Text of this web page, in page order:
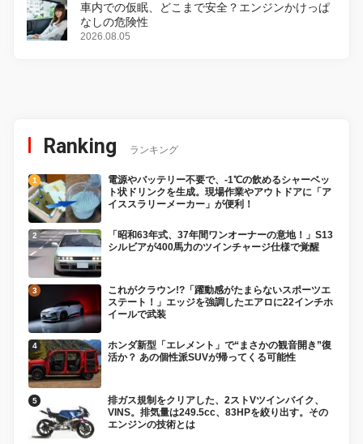
車内での仮眠、どこまで安全？エンジンかけっぱ
なしの危険性
2026.08.05
Ranking ランキング
電源やバッテリー不要で、-1℃の飲めるシャーベッ
ト状ドリンクを生成。現場作業やアウトドアに「ア
イススラリーメーカー」が便利！
「昭和63年式、37年間ワンオーナーの意地！」S13
シルビアが400馬力のツインチャージ仕様で覚醒
これがクラウン!?「躍動感がたまらないスポーツエ
ステート！」エッジを強調したエアロに22インチホ
イールで武装
ホンダ新型「エレメント」で“まさかの観音開き”復
活か？ あの個性派SUVが帰ってくる可能性
排ガス規制をクリアした、2ストVツインバイク、
VINS。排気量は249.5cc、83HPを絞り出す。その
エンジンの技術とは